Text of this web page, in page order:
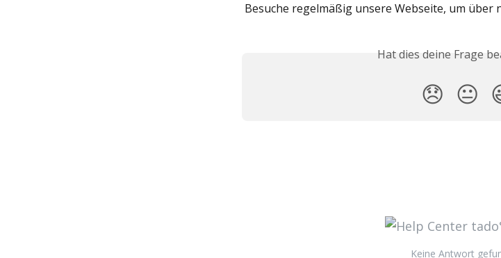
Besuche regelmäßig unsere Webseite, um
Hat dies deine Frage
😞 😐
Keine Antwort